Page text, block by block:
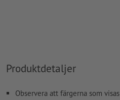
kommentarerraderas och
Produktdetaljer
Observera att färgerna som